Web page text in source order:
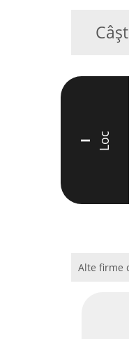
I Loc
Alte firme